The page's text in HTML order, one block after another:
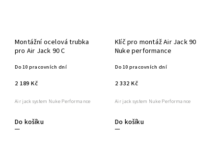
Montážní ocelová trubka
pro Air Jack 90 C
Do 10 pracovních dní
2 189 Kč
Do košíku
Air jack system Nuke Performance
Klíč pro montáž Air Jack 90
Nuke performance
Do 10 pracovních dní
2 332 Kč
Do košíku
Air jack system Nuke Performance